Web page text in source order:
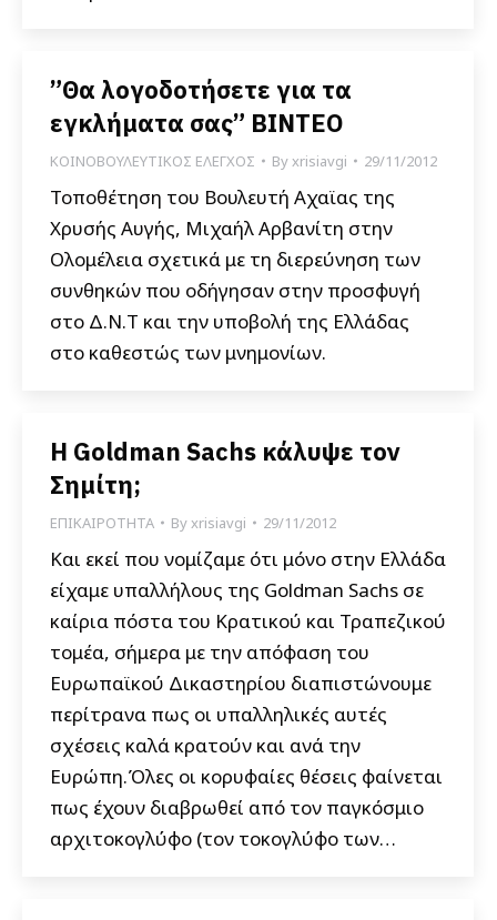
”Θα λογοδοτήσετε για τα
εγκλήματα σας” ΒΙΝΤΕΟ
ΚΟΙΝΟΒΟΥΛΕΥΤΙΚΟΣ ΕΛΕΓΧΟΣ Byxrisiavgi 29/11/2012
Τοποθέτηση του Βουλευτή Αχαϊας της
Χρυσής Αυγής, Μιχαήλ Αρβανίτη στην
Ολομέλεια σχετικά με τη διερεύνηση των
συνθηκών που οδήγησαν στην προσφυγή
στο Δ.Ν.Τ και την υποβολή της Ελλάδας
στο καθεστώς των μνημονίων.
Η Goldman Sachs κάλυψε τον
Σημίτη;
ΕΠΙΚΑΙΡΟΤΗΤΑ Byxrisiavgi 29/11/2012
Και εκεί που νομίζαμε ότι μόνο στην Ελλάδα
είχαμε υπαλλήλους της Goldman Sachs σε
καίρια πόστα του Κρατικού και Τραπεζικού
τομέα, σήμερα με την απόφαση του
Ευρωπαϊκού Δικαστηρίου διαπιστώνουμε
περίτρανα πως οι υπαλληλικές αυτές
σχέσεις καλά κρατούν και ανά την
Ευρώπη.Όλες οι κορυφαίες θέσεις φαίνεται
πως έχουν διαβρωθεί από τον παγκόσμιο
αρχιτοκογλύφο (τον τοκογλύφο των…